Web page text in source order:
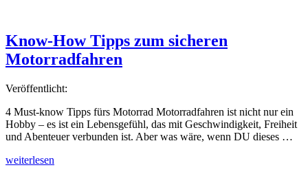
Motorradeinsteiger“
Know-How Tipps zum sicheren
Motorradfahren
Veröffentlicht:
4 Must-know Tipps fürs Motorrad Motorradfahren ist nicht nur ein
Hobby – es ist ein Lebensgefühl, das mit Geschwindigkeit, Freiheit
und Abenteuer verbunden ist. Aber was wäre, wenn DU dieses …
„Know-
weiterlesen